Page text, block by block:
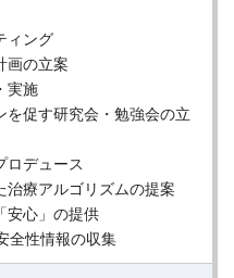
ィング
画の立案
実施
を促す研究会・勉強会の立
ロデュース
治療アルゴリズムの提案
安心」の提供
全性情報の収集